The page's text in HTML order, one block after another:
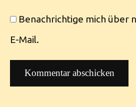
Benachrichtige mich über
E-Mail.